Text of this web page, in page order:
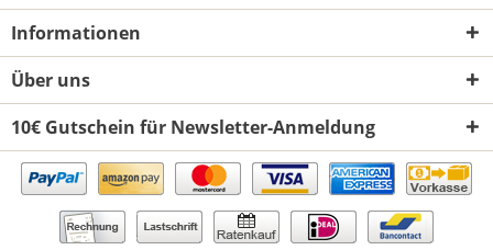
Informationen
Über uns
10€ Gutschein für Newsletter-Anmeldung